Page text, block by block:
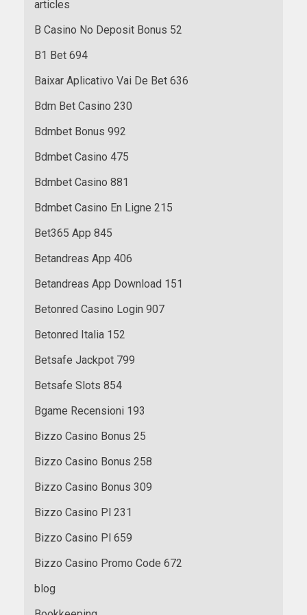
articles
B Casino No Deposit Bonus 52
B1 Bet 694
Baixar Aplicativo Vai De Bet 636
Bdm Bet Casino 230
Bdmbet Bonus 992
Bdmbet Casino 475
Bdmbet Casino 881
Bdmbet Casino En Ligne 215
Bet365 App 845
Betandreas App 406
Betandreas App Download 151
Betonred Casino Login 907
Betonred Italia 152
Betsafe Jackpot 799
Betsafe Slots 854
Bgame Recensioni 193
Bizzo Casino Bonus 25
Bizzo Casino Bonus 258
Bizzo Casino Bonus 309
Bizzo Casino Pl 231
Bizzo Casino Pl 659
Bizzo Casino Promo Code 672
blog